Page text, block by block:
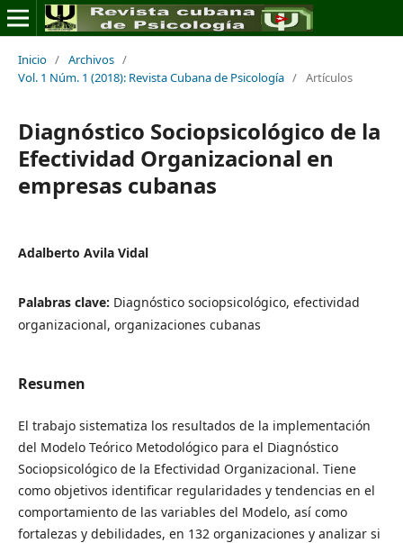
Inicio / Archivos /
Vol. 1 Núm. 1 (2018): Revista Cubana de Psicología / Artículos
Diagnóstico Sociopsicológico de la
Efectividad Organizacional en
empresas cubanas
Adalberto Avila Vidal
Palabras clave: Diagnóstico sociopsicológico, efectividad
organizacional, organizaciones cubanas
Resumen
El trabajo sistematiza los resultados de la implementación
del Modelo Teórico Metodológico para el Diagnóstico
Sociopsicológico de la Efectividad Organizacional. Tiene
como objetivos identificar regularidades y tendencias en el
comportamiento de las variables del Modelo, así como
fortalezas y debilidades, en 132 organizaciones y analizar si